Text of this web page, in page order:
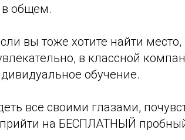
общем.
вы тоже хотите найти
в классной
обучение.
все своими глазами,
прийти на БЕСПЛАТНЫЙ